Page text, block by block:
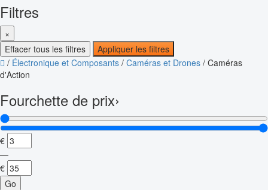
Filtres
×
Effacer tous les filtres
Appliquer les filtres
/ Électronique et Composants / Caméras et Drones / Caméras
d'Action
Fourchette de prix›
€
—
€
Go